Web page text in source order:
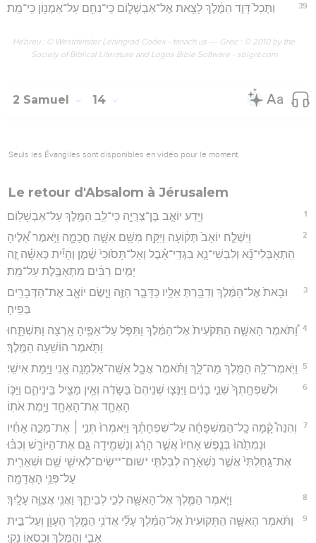
39 וַתְּכַל֙ דָּוִ֣ד הַמֶּ֔לֶךְ לָצֵ֖את אֶל־אַבְשָׁל֑וֹם כִּֽי־נִחַ֥ם עַל־אַמְנ֖וֹן כִּֽי־מֵֽת׃
Hébreu : © Westminster Leningrad Codex - tanach.us --- Grec : © 2010 by the
Society of Biblical Literature and Logos Bible Software - sblgnt.com
2 Samuel 14
Seuls les Évangiles sont disponibles en vidéo pour le moment.
Le retour d'Absalom à Jérusalem
1 וַיֵּ֖דַע יוֹאָ֣ב בֶּן־צְרֻיָ֑ה כִּֽי־לֵ֥ב הַמֶּ֖לֶךְ עַל־אַבְשָׁלֽוֹם׃
2
וַיִּשְׁלַ֤ח יוֹאָב֙ תְּק֔וֹעָה וַיִּקַּ֥ח מִשָּׁ֖ם אִשָּׁ֣ה חֲכָמָ֑ה וַיֹּ֣אמֶר אֵ֠לֶיהָ
הִֽתְאַבְּלִי־נָ֞א וְלִבְשִׁי־נָ֣א בִגְדֵי־אֵ֗בֶל וְאַל־תָּס֙וּכִי֙ שֶׁ֔מֶן וְהָיִ֕ית כְּאִשָּׁ֗ה זֶ֚ה
יָמִ֣ים רַבִּ֔ים מִתְאַבֶּ֖לֶת עַל־מֵֽת׃
3
וּבָאת֙ אֶל־הַמֶּ֔לֶךְ וְדִבַּ֥רְתְּ אֵלָ֖יו כַּדָּבָ֣ר הַזֶּ֑ה וַיָּ֧שֶׂם יוֹאָ֛ב אֶת־הַדְּבָרִ֖ים
בְּפִֽיהָ׃
4 וַ֠תֹּאמֶר הָאִשָּׁ֤ה הַתְּקֹעִית֙ אֶל־הַמֶּ֔לֶךְ וַתִּפֹּ֧ל עַל־אַפֶּ֛יהָ אַ֖רְצָה וַתִּשְׁתָּ֑חוּ
וַתֹּ֖אמֶר הוֹשִׁ֥עָה הַמֶּֽלֶךְ׃
5 וַיֹּֽאמֶר־לָ֥הּ הַמֶּ֖לֶךְ מַה־לָּ֑ךְ וַתֹּ֗אמֶר אֲבָ֛ל אִשָּֽׁה־אַלְמָנָ֥ה אָ֖נִי וַיָּ֥מָת אִישִֽׁי׃
6
וּלְשִׁפְחָֽתְךָ֙ שְׁנֵ֣י בָנִ֔ים וַיִּנָּצ֤וּ שְׁנֵיהֶם֙ בַּשָּׂדֶ֔ה וְאֵ֥ין מַצִּ֖יל בֵּֽינֵיהֶ֑ם וַיַּכּ֧וֹ
הָאֶחָ֛ד אֶת־הָאֶחָ֖ד וַיָּ֥מֶת אֹתֽוֹ׃
7
וְהִנֵּה֩ קָ֨מָה כָֽל־הַמִּשְׁפָּחָ֜ה עַל־שִׁפְחָתֶ֗ךָ וַיֹּֽאמְרוּ֙ תְּנִ֣י ׀ אֶת־מַכֵּ֣ה אָחִ֗יו
וּנְמִתֵ֙הוּ֙ בְּנֶ֤פֶשׁ אָחִיו֙ אֲשֶׁ֣ר הָרָ֔ג וְנַשְׁמִ֖ידָה גַּ֣ם אֶת־הַיּוֹרֵ֑שׁ וְכִבּ֗וּ
אֶת־גַּֽחַלְתִּי֙ אֲשֶׁ֣ר נִשְׁאָ֔רָה לְבִלְתִּ֧י *שום־**שִׂים־לְאִישִׁ֛י שֵׁ֥ם וּשְׁאֵרִ֖ית
עַל־פְּנֵ֥י הָאֲדָמָֽה׃
8 וַיֹּ֧אמֶר הַמֶּ֛לֶךְ אֶל־הָאִשָּׁ֖ה לְכִ֣י לְבֵיתֵ֑ךְ וַאֲנִ֖י אֲצַוֶּ֥ה עָלָֽיִךְ׃
9
וַתֹּ֜אמֶר הָאִשָּׁ֤ה הַתְּקוֹעִית֙ אֶל־הַמֶּ֔לֶךְ עָלַ֞י אֲדֹנִ֥י הַמֶּ֛לֶךְ הֶעָוֺ֖ן וְעַל־בֵּ֣ית
אָבִ֑י וְהַמֶּ֥לֶךְ וְכִסְא֖וֹ נָקִֽי׃